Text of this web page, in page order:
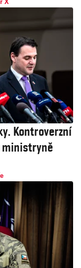
X
Kontroverzní